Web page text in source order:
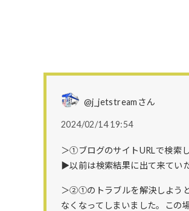
@j_jetstreamさん
2024/02/14 19:54
＞①ブログのサイトURLで検索
▶以前は検索結果に出て来てい
＞②①のトラブルを解決しよう
なくなってしまいました。この